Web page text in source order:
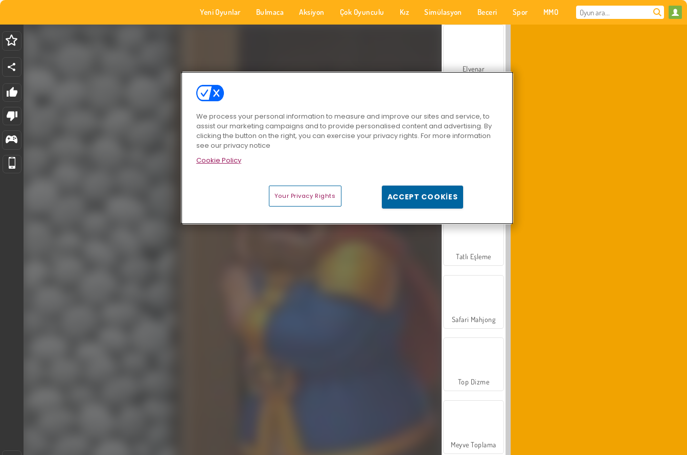
Yeni Oyunlar Bulmaca Aksiyon Çok Oyunculu Kız Simülasyon Beceri Spor MMO
Elvenar
Tatlı Eşleme
Safari Mahjong
Top Dizme
Meyve Toplama
We process your personal information to measure and improve our sites and service, to
assist our marketing campaigns and to provide personalised content and advertising. By
clicking the button on the right, you can exercise your privacy rights. For more information
see our privacy notice
Cookie Policy
Your Privacy Rights ACCEPT COOKIES